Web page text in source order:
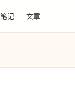
笔记 文章